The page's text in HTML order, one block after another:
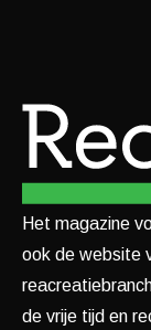
Het magazine
ook de website
de vrije tijd en